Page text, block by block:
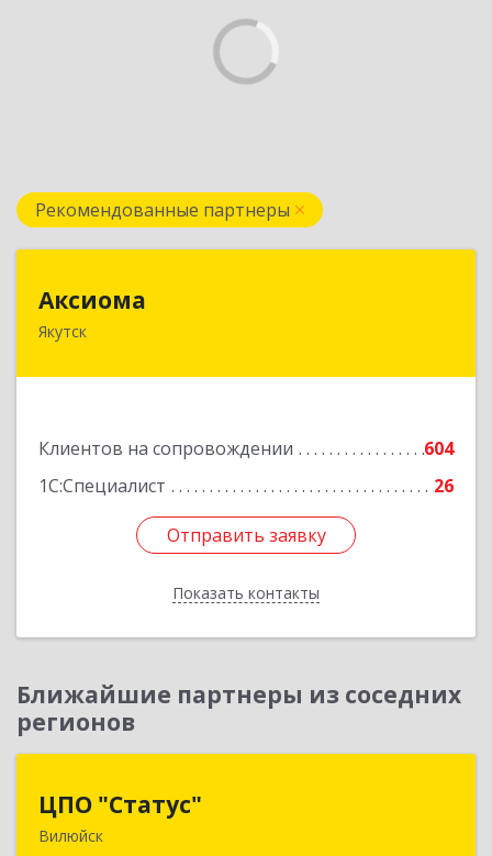
Рекомендованные партнеры
Аксиома
Якутск
Клиентов на сопровождении
604
1С:Специалист
26
Отправить заявку
Показать контакты
677000, Саха /Якутия/ Респ, Якутск г, Чиряева
Отправить заявку
Назад
Ближайшие партнеры из соседних
регионов
ЦПО "Статус"
Вилюйск
677000, Саха /Якутия/ Респ, Якутск г, Ленина пр-